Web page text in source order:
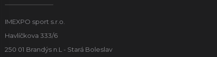
IMEXPO sport s.r.o.
Havlíčkova 333/6
250 01 Brandýs n.L - Stará Boleslav